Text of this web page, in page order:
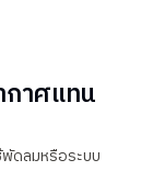
กาศแทน
ดลมหรือระบบ